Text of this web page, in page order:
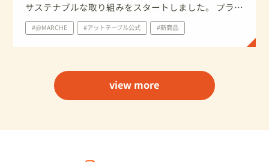
サステナブルな取り組みをスタートしました。 プラス
チックカップの回収や、選べる陶器カップの導入な
ど、楽しみながら皆でサステナブルを考えるカフェ空
#@MARCHE #アットテーブル公式 #新商品
view more